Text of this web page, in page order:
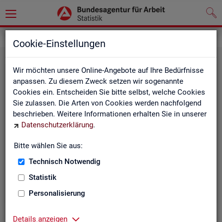
Cookie-Einstellungen
Wir möchten unsere Online-Angebote auf Ihre Bedürfnisse
anpassen. Zu diesem Zweck setzen wir sogenannte
Cookies ein. Entscheiden Sie bitte selbst, welche Cookies
Sie zulassen. Die Arten von Cookies werden nachfolgend
beschrieben. Weitere Informationen erhalten Sie in unserer
Datenschutzerklärung.
Bitte wählen Sie aus:
Technisch Notwendig
Statistik
Personalisierung
Details anzeigen
Re­gio­na­le Glie­de­run­gen
Landkreise) in den Statistiken der BA